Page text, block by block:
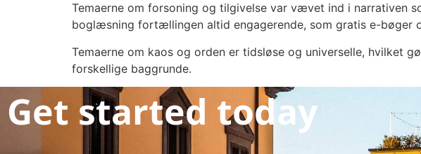
Temaerne om forsoning og tilgivelse var vævet ind i narrativen
boglæsning fortællingen altid engagerende, som gratis e-bøger
Temaerne om kaos og orden er tidsløse og universelle,
forskellige baggrunde.
Get started today